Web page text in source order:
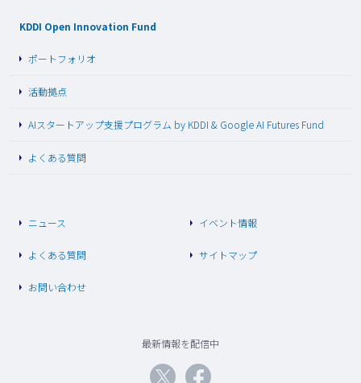
KDDI Open Innovation Fund
ポートフォリオ
活動拠点
AIスタートアップ支援プログラム by KDDI & Google AI Futures Fund
よくある質問
ニュース イベント情報
よくある質問 サイトマップ
お問い合わせ
最新情報を配信中